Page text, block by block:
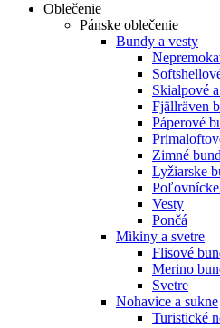
Oblečenie
Pánske oblečenie
Bundy a vesty
Skialpové
Fjällräven
Páperové
Zimné
Lyžiarske
Vesty
Pončá
Mikiny a svetre
Flisové
Merino
Svetre
Nohavice a sukne
Turistické